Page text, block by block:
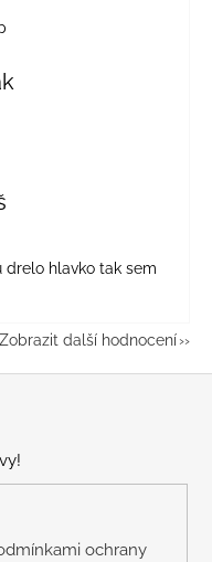
5 z 5 hvězdiček.
5 z 5 hvězdiček.
drelo hlavko tak sem
Zobrazit další hodnocení
ochrany